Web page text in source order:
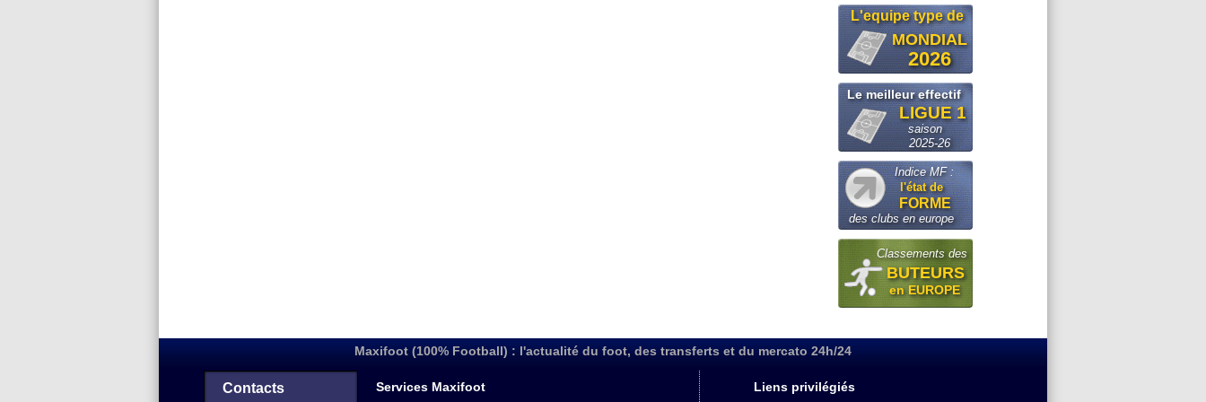
L'equipe type de
MONDIAL
2026
Le meilleur effectif
LIGUE 1
saison
2025-26
Indice MF :
l'état de
FORME
des clubs en europe
Classements des
BUTEURS
en EUROPE
Maxifoot (100% Football) : l'actualité du foot, des transferts et du mercato 24h/24
Contacts Services Maxifoot Liens privilégiés